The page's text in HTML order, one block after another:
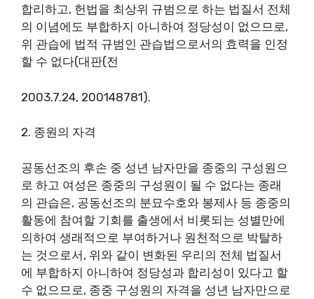
합리하고, 헌법을 최상위 규범으로 하는 법질서 전체
의 이념에도 부합하지 아니하여 정당성이 없으므로,
위 관습에 법적 규범인 관습법으로서의 효력을 인정
할 수 없다(대판(전
2003.7.24, 200148781).
2. 종원의 자격
공동선조의 후손 중 성년 남자만을 종중의 구성원으
로 하고 여성은 종중의 구성원이 될 수 없다는 종래
의 관습은, 공동선조의 분묘수호와 봉제사 등 종중의
활동에 참여할 기회를 출생에서 비롯되는 성별만에
의하여 생래적으로 부여하거나 원천적으로 박탈하
는 것으로서, 위와 같이 변화된 우리의 전체 법질서
에 부합하지 아니하여 정당성과 합리성이 있다고 할
수 없으므로, 종중 구성원의 자격을 성년 남자만으로